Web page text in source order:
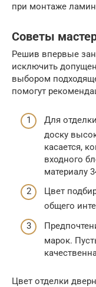
при монтаже
Советы
Решив впервые
исключить
выбором
помогут
Для
доску
касается,
входного
материалу
Цвет
общего
марок.
Цвет отделки